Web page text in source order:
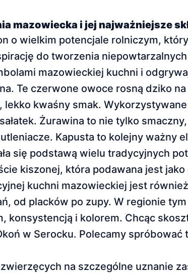
mazowiecka i jej najważniejsze
o wielkim potencjale rolniczym,
do tworzenia
mazowieckiej kuchni i
Te czerwone owoce rosną dziko
lekko kwaśny smak.
Żurawina to nie tylko
Kapusta to kolejny ważny
się podstawą wielu tradycyjnych
kiszonej, która podawana jest
kuchni mazowieckiej jest
od placków po zupy. W regionie
konsystencją i kolorem. Chcąc
w Serocku. Polecamy
na szczególne uznanie